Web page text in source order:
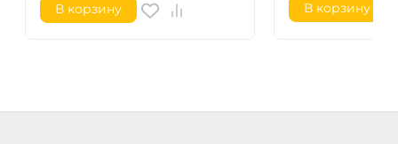
В корзину В корзину